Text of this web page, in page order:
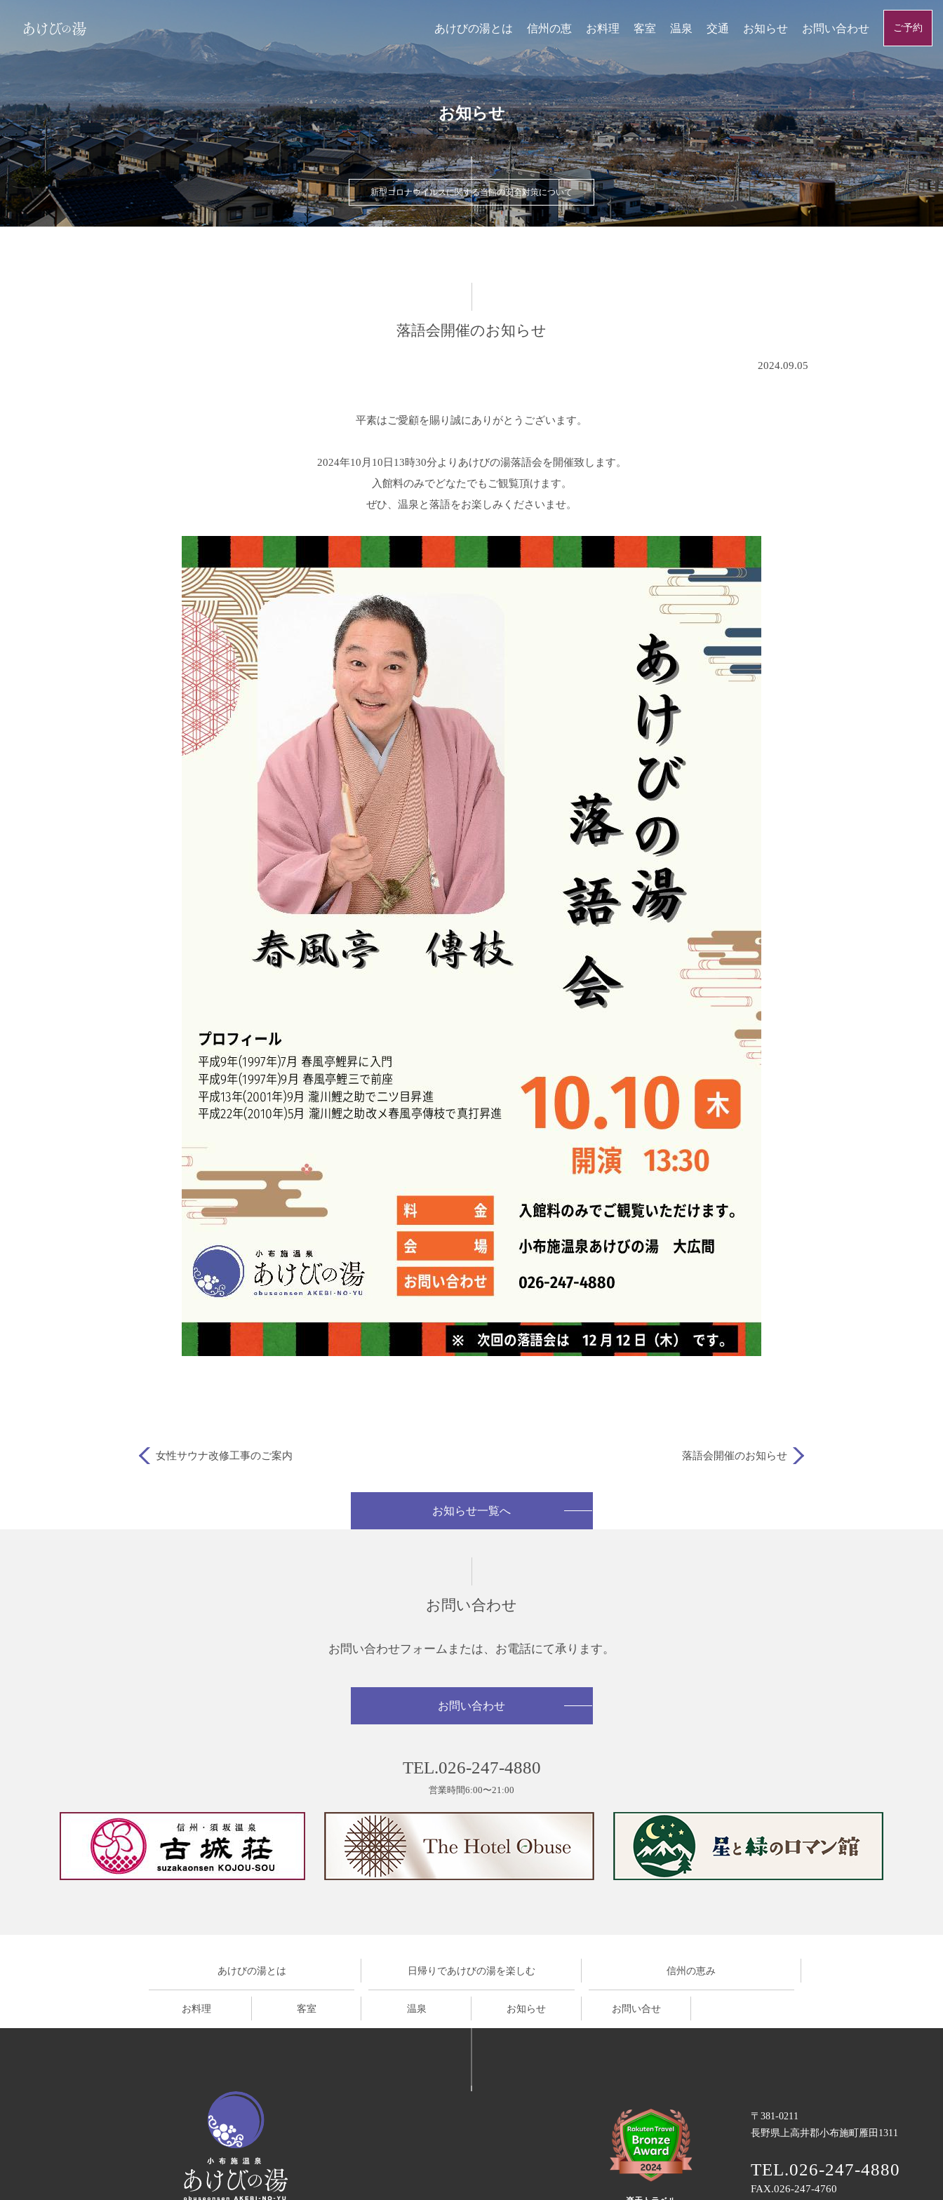
あけびの湯とは 信州の恵 お料理 客室 温泉 交通 お知らせ お問い合わせ ご予約
お知らせ
新型コロナウイルスに関する当館の安全対策について
落語会開催のお知らせ
2024.09.05
平素はご愛顧を賜り誠にありがとうございます。
2024年10月10日13時30分よりあけびの湯落語会を開催致します。
入館料のみでどなたでもご観覧頂けます。
ぜひ、温泉と落語をお楽しみくださいませ。
女性サウナ改修工事のご案内 落語会開催のお知らせ
お知らせ一覧へ
お問い合わせ
お問い合わせフォームまたは、 お電話にて承ります。
お問い合わせ
TEL.026-247-4880
営業時間6:00〜21:00
あけびの湯とは 日帰りであけびの湯を楽しむ 信州の恵み
お料理 客室 温泉 お知らせ お問い合せ
〒381-0211
長野県上高井郡小布施町雁田1311
TEL.026-247-4880
FAX.026-247-4760